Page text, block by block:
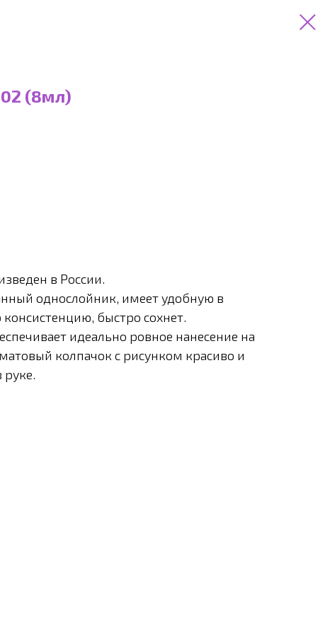
(8мл)
в России.
однослойник, имеет удобную в
быстро сохнет.
идеально ровное нанесение на
колпачок с рисунком красиво и